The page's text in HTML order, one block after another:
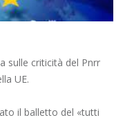
sulle criticità del Pnrr
UE.
il balletto del «tutti